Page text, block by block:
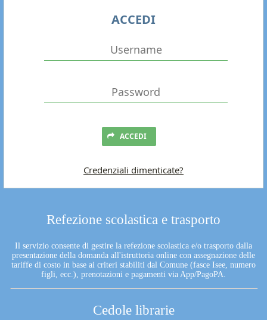
Refezione scolastica e trasporto
Il servizio consente di gestire la refezione scolastica e/o trasporto dalla
presentazione della domanda all'istruttoria online con assegnazione delle
tariffe di costo in base ai criteri stabiliti dal Comune (fasce Isee, numero
figli, ecc.), prenotazioni e pagamenti via App/PagoPA.
Cedole librarie
ACCEDI
ACCEDI
Credenziali dimenticate?